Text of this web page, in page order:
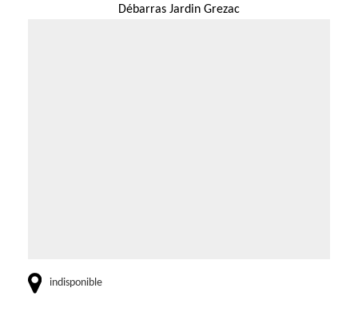
Débarras Jardin Grezac
indisponible